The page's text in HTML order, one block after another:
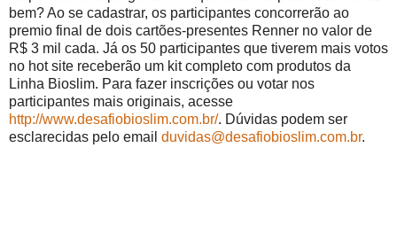
bem? Ao se cadastrar, os participantes concorrerão ao
premio final de dois cartões-presentes Renner no valor de
R$ 3 mil cada. Já os 50 participantes que tiverem mais votos
no hot site receberão um kit completo com produtos da
Linha Bioslim. Para fazer inscrições ou votar nos
participantes mais originais, acesse
http://www.desafiobioslim.com.br/. Dúvidas podem ser
esclarecidas pelo email duvidas@desafiobioslim.com.br.